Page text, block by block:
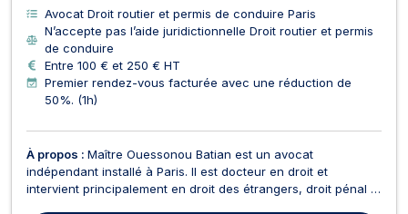
Avocat Droit routier et permis de conduire Paris
N’accepte pas l’aide juridictionnelle Droit routier et permis
de conduire
Entre 100 € et 250 € HT
Premier rendez-vous facturée avec une réduction de
50%. (1h)
À propos : Maître Ouessonou Batian est un avocat
indépendant installé à Paris. Il est docteur en droit et
intervient principalement en droit des étrangers, droit pénal et